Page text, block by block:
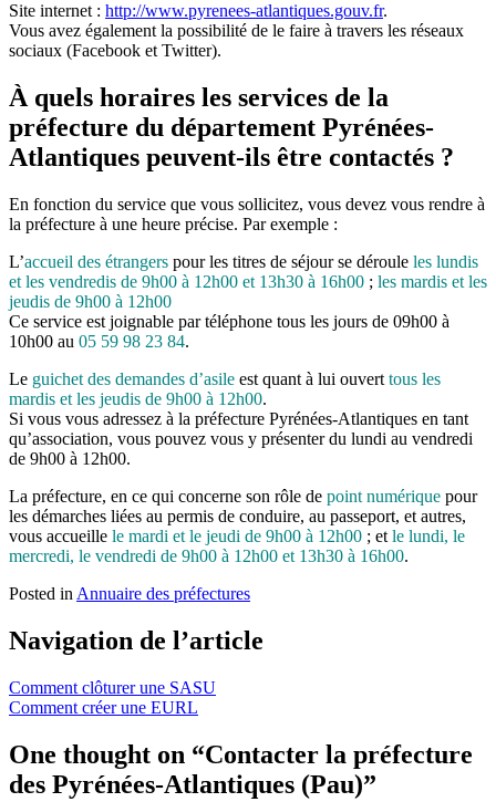
Site internet : http://www.pyrenees-atlantiques.gouv.fr.
Vous avez également la possibilité de le faire à travers les réseaux
sociaux (Facebook et Twitter).
À quels horaires les services de la
préfecture du département Pyrénées-
Atlantiques peuvent-ils être contactés ?
En fonction du service que vous sollicitez, vous devez vous rendre à
la préfecture à une heure précise. Par exemple :
L’accueil des étrangers pour les titres de séjour se déroule les lundis
et les vendredis de 9h00 à 12h00 et 13h30 à 16h00 ; les mardis et les
jeudis de 9h00 à 12h00
Ce service est joignable par téléphone tous les jours de 09h00 à
10h00 au 05 59 98 23 84.
Le guichet des demandes d’asile est quant à lui ouvert tous les
mardis et les jeudis de 9h00 à 12h00.
Si vous vous adressez à la préfecture Pyrénées-Atlantiques en tant
qu’association, vous pouvez vous y présenter du lundi au vendredi
de 9h00 à 12h00.
La préfecture, en ce qui concerne son rôle de point numérique pour
les démarches liées au permis de conduire, au passeport, et autres,
vous accueille le mardi et le jeudi de 9h00 à 12h00 ; et le lundi, le
mercredi, le vendredi de 9h00 à 12h00 et 13h30 à 16h00.
Posted in Annuaire des préfectures
Navigation de l’article
Comment clôturer une SASU
Comment créer une EURL
One thought on “Contacter la préfecture
des Pyrénées-Atlantiques (Pau)”